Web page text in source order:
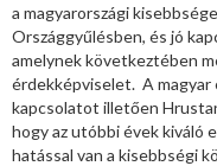
a magyarországi
Országgyűlésben, és jó
amelynek következtében
érdekképviselet. A magyar
kapcsolatot illetően
hogy az utóbbi évek kiváló
hatással van a kisebbségi